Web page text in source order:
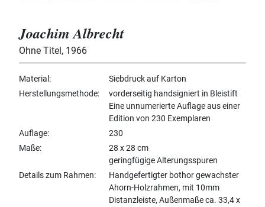
Joachim Albrecht
Ohne Titel , 1966
Material
Siebdruck auf Karton
Herstellungsmethode
vorderseitig handsigniert in Bleistift
Eine unnumerierte Auflage aus einer
Edition von 230 Exemplaren
Auflage
230
Maße
28 x 28 cm
geringfügige Alterungsspuren
Details zum Rahmen
Handgefertigter bothor gewachster
Ahorn-Holzrahmen, mit 10mm
Distanzleiste, Außenmaße ca. 33,4 x